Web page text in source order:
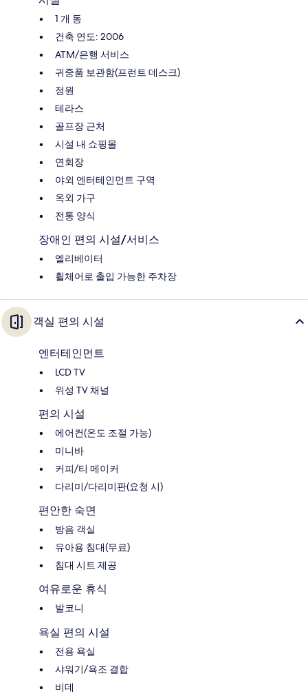
1 개 동
건축 연도: 2006
ATM/은행 서비스
귀중품 보관함(프런트 데스크)
정원
테라스
골프장 근처
시설 내 쇼핑몰
연회장
야외 엔터테인먼트 구역
옥외 가구
전통 양식
장애인 편의 시설/서비스
엘리베이터
휠체어로 출입 가능한 주차장
객실 편의 시설
엔터테인먼트
LCD TV
위성 TV 채널
편의 시설
에어컨(온도 조절 가능)
미니바
커피/티 메이커
다리미/다리미판(요청 시)
편안한 숙면
방음 객실
유아용 침대(무료)
침대 시트 제공
여유로운 휴식
발코니
욕실 편의 시설
전용 욕실
샤워기/욕조 결합
비데